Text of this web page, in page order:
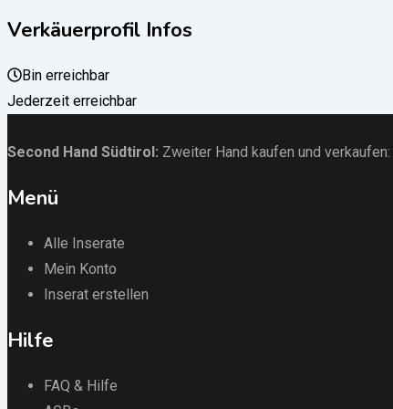
Verkäuerprofil Infos
Bin erreichbar
Jederzeit erreichbar
Second Hand Südtirol: Zweiter Hand kaufen und verkaufen:
Menü
Alle Inserate
Mein Konto
Inserat erstellen
Hilfe
FAQ & Hilfe